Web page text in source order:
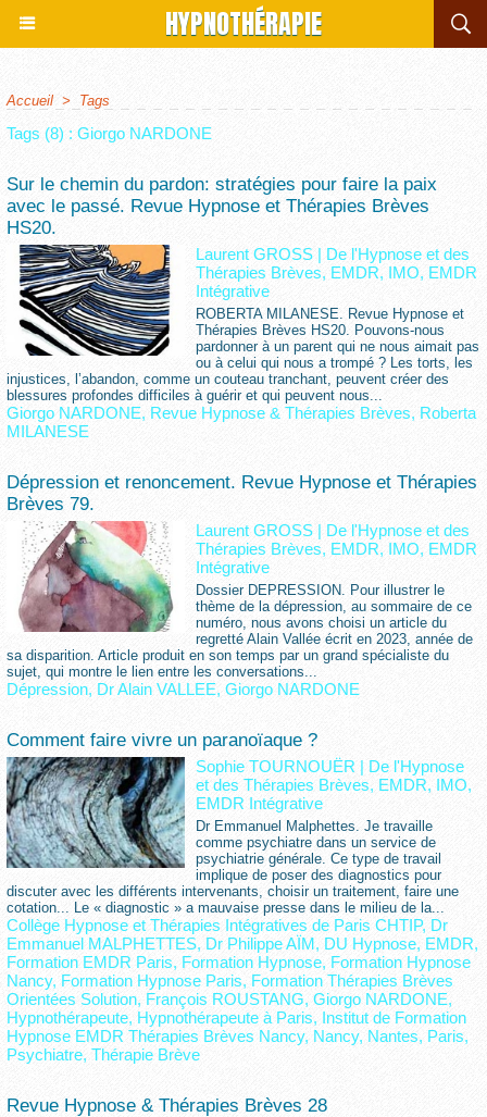
HYPNOTHÉRAPIE
Accueil > Tags
Tags (8) : Giorgo NARDONE
Sur le chemin du pardon: stratégies pour faire la paix
avec le passé. Revue Hypnose et Thérapies Brèves
HS20.
Laurent GROSS | De l'Hypnose et des
Thérapies Brèves, EMDR, IMO, EMDR
Intégrative
ROBERTA MILANESE. Revue Hypnose et
Thérapies Brèves HS20. Pouvons-nous
pardonner à un parent qui ne nous aimait pas
ou à celui qui nous a trompé ? Les torts, les
injustices, l’abandon, comme un couteau tranchant, peuvent créer des
blessures profondes difficiles à guérir et qui peuvent nous...
Giorgo NARDONE, Revue Hypnose & Thérapies Brèves, Roberta
MILANESE
Dépression et renoncement. Revue Hypnose et Thérapies
Brèves 79.
Laurent GROSS | De l'Hypnose et des
Thérapies Brèves, EMDR, IMO, EMDR
Intégrative
Dossier DEPRESSION. Pour illustrer le
thème de la dépression, au sommaire de ce
numéro, nous avons choisi un article du
regretté Alain Vallée écrit en 2023, année de
sa disparition. Article produit en son temps par un grand spécialiste du
sujet, qui montre le lien entre les conversations...
Dépression, Dr Alain VALLEE, Giorgo NARDONE
Comment faire vivre un paranoïaque ?
Sophie TOURNOUËR | De l'Hypnose
et des Thérapies Brèves, EMDR, IMO,
EMDR Intégrative
Dr Emmanuel Malphettes. Je travaille
comme psychiatre dans un service de
psychiatrie générale. Ce type de travail
implique de poser des diagnostics pour
discuter avec les différents intervenants, choisir un traitement, faire une
cotation... Le « diagnostic » a mauvaise presse dans le milieu de la...
Collège Hypnose et Thérapies Intégratives de Paris CHTIP, Dr
Emmanuel MALPHETTES, Dr Philippe AÏM, DU Hypnose, EMDR,
Formation EMDR Paris, Formation Hypnose, Formation Hypnose
Nancy, Formation Hypnose Paris, Formation Thérapies Brèves
Orientées Solution, François ROUSTANG, Giorgo NARDONE,
Hypnothérapeute, Hypnothérapeute à Paris, Institut de Formation
Hypnose EMDR Thérapies Brèves Nancy, Nancy, Nantes, Paris,
Psychiatre, Thérapie Brève
Revue Hypnose & Thérapies Brèves 28